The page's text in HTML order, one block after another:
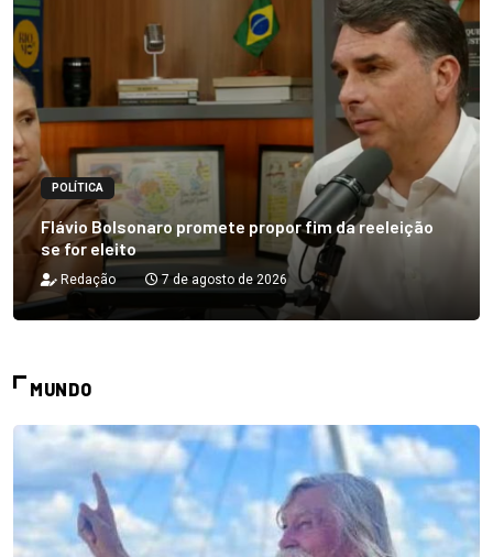
POLÍTICA
Flávio Bolsonaro promete propor fim da reeleição
se for eleito
Redação 7 de agosto de 2026
MUNDO